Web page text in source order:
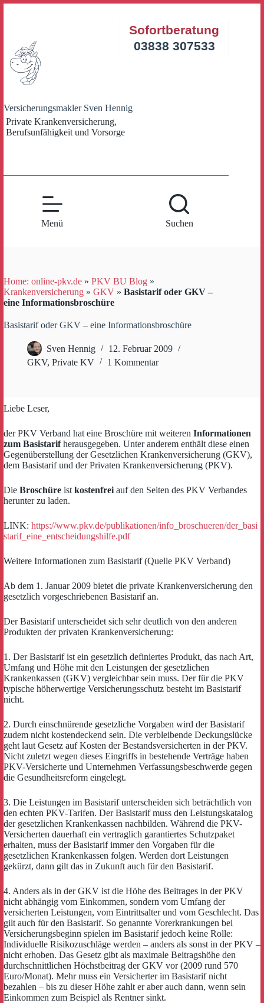
Versicherungsmakler Sven Hennig
Private Krankenversicherung,
Berufsunfähigkeit und Vorsorge
Sofortberatung
03838 307533
Menü Suchen
Home: online-pkv.de » PKV BU Blog »
Krankenversicherung » GKV » Basistarif oder GKV –
eine Informationsbroschüre
Basistarif oder GKV – eine Informationsbroschüre
Sven Hennig
12. Februar 2009
GKV, Private KV 1 Kommentar
Liebe Leser,
der PKV Verband hat eine Broschüre mit weiteren Informationen
zum Basistarifherausgegeben. Unter anderem enthält diese einen
Gegenüberstellung der Gesetzlichen Krankenversicherung (GKV),
dem Basistarif und der Privaten Krankenversicherung (PKV).
Die Broschüre ist kostenfrei auf den Seiten des PKV Verbandes
herunter zu laden.
LINK: https://www.pkv.de/publikationen/info_broschueren/der_basi
starif_eine_entscheidungshilfe.pdf
Weitere Informationen zum Basistarif (Quelle PKV Verband)
Ab dem 1. Januar 2009 bietet die private Krankenversicherung den
gesetzlich vorgeschriebenen Basistarif an.
Der Basistarif unterscheidet sich sehr deutlich von den anderen
Produkten der privaten Krankenversicherung:
1. Der Basistarif ist ein gesetzlich definiertes Produkt, das nach Art,
Umfang und Höhe mit den Leistungen der gesetzlichen
Krankenkassen (GKV) vergleichbar sein muss. Der für die PKV
typische höherwertige Versicherungsschutz besteht im Basistarif
nicht.
2. Durch einschnürende gesetzliche Vorgaben wird der Basistarif
zudem nicht kostendeckend sein. Die verbleibende Deckungslücke
geht laut Gesetz auf Kosten der Bestandsversicherten in der PKV.
Nicht zuletzt wegen dieses Eingriffs in bestehende Verträge haben
PKV-Versicherte und Unternehmen Verfassungsbeschwerde gegen
die Gesundheitsreform eingelegt.
3. Die Leistungen im Basistarif unterscheiden sich beträchtlich von
den echten PKV-Tarifen. Der Basistarif muss den Leistungskatalog
der gesetzlichen Krankenkassen nachbilden. Während die PKV-
Versicherten dauerhaft ein vertraglich garantiertes Schutzpaket
erhalten, muss der Basistarif immer den Vorgaben für die
gesetzlichen Krankenkassen folgen. Werden dort Leistungen
gekürzt, dann gilt das in Zukunft auch für den Basistarif.
4. Anders als in der GKV ist die Höhe des Beitrages in der PKV
nicht abhängig vom Einkommen, sondern vom Umfang der
versicherten Leistungen, vom Eintrittsalter und vom Geschlecht. Das
gilt auch für den Basistarif. So genannte Vorerkrankungen bei
Versicherungsbeginn spielen im Basistarif jedoch keine Rolle:
Individuelle Risikozuschläge werden – anders als sonst in der PKV –
nicht erhoben. Das Gesetz gibt als maximale Beitragshöhe den
durchschnittlichen Höchstbeitrag der GKV vor (2009 rund 570
Euro/Monat). Mehr muss ein Versicherter im Basistarif nicht
bezahlen – bis zu dieser Höhe zahlt er aber auch dann, wenn sein
Einkommen zum Beispiel als Rentner sinkt.